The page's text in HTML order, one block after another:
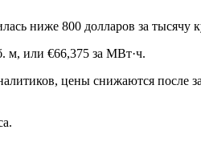
ниже 800 долларов за тысячу
м, или €66,375 за МВт·ч.
цены снижаются после